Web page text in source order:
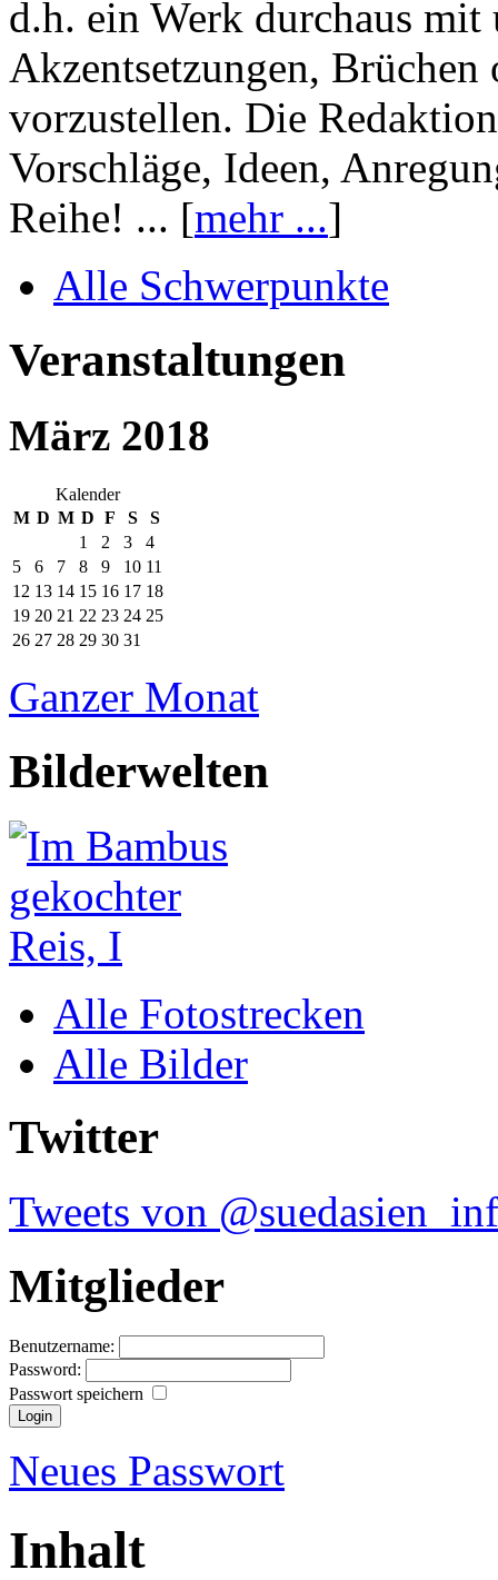
d.h. ein Werk durchaus mit
Akzentsetzungen, Brüchen
vorzustellen. Die
Vorschläge, Ideen,
Reihe! ... [mehr ...]
Alle Schwerpunkte
Veranstaltungen
März 2018
Kalender
M D M D F S
S
1
2 3
4
5
6 7 8 9 10 11
12 13 14 15 16 17 18
19 20 21 22 23 24 25
26 27 28 29 30 31
Ganzer Monat
Bilderwelten
Alle Fotostrecken
Alle Bilder
Twitter
Tweets von
Mitglieder
Benutzername:
Password:
Passwort speichern
Neues Passwort
Inhalt